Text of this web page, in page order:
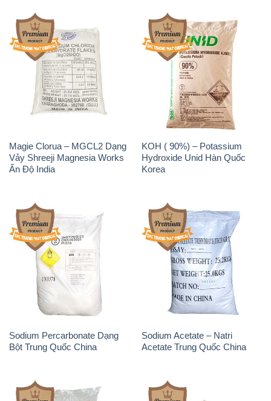
Magie Clorua – MGCL2 Dạng
Vảy Shreeji Magnesia Works
Ấn Độ India
KOH ( 90%) – Potassium
Hydroxide Unid Hàn Quốc
Sodium Percarbonate Dạng
Bột Trung Quốc China
Sodium Acetate – Natri
Acetate Trung Quốc China